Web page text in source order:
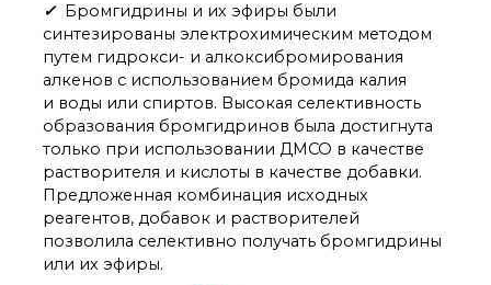
✓
Бромгидрины и их эфиры были
синтезированы электрохимическим методом
путем гидрокси- и алкоксибромирования
алкенов с использованием бромида калия
и воды или спиртов. Высокая селективность
образования бромгидринов была достигнута
только при использовании ДМСО в качестве
растворителя и кислоты в качестве добавки.
Предложенная комбинация исходных
реагентов, добавок и растворителей
позволила селективно получать бромгидрины
или их эфиры.